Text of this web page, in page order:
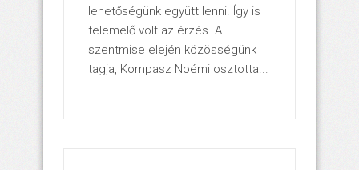
lehetőségünk együtt lenni. Így is
felemelő volt az érzés. A
szentmise elején közösségünk
tagja, Kompasz Noémi osztotta...